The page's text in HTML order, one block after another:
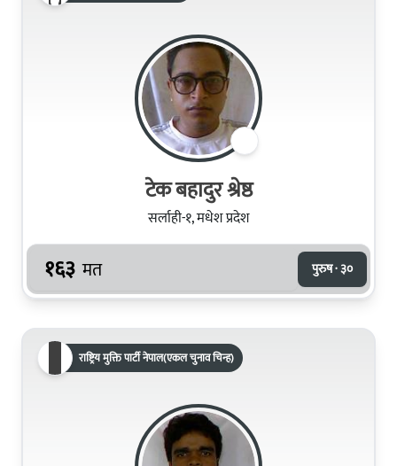
टेक बहादुर श्रेष्ठ
सर्लाही-१, मधेश प्रदेश
१६३ मत पुरुष · ३०
राष्ट्रिय मुक्ति पार्टी नेपाल(एकल चुनाव चिन्ह)